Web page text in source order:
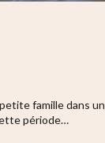
famille dans un
période…